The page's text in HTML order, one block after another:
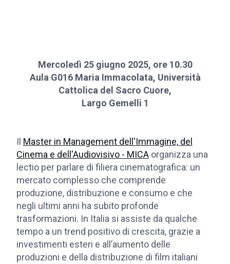
Mercoledì 25 giugno 2025, ore 10.30
Aula G016 Maria Immacolata, Università
Cattolica del Sacro Cuore,
Largo Gemelli 1
Il Master in Management dell'Immagine, del
Cinema e dell'Audiovisivo - MICA organizza una
lectio per parlare di filiera cinematografica: un
mercato complesso che comprende
produzione, distribuzione e consumo e che
negli ultimi anni ha subito profonde
trasformazioni. In Italia si assiste da qualche
tempo a un trend positivo di crescita, grazie a
investimenti esteri e all’aumento delle
produzioni e della distribuzione di film italiani